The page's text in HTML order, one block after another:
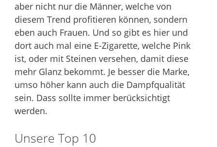
aber nicht nur die Männer, welche von
diesem Trend profitieren können, sondern
eben auch Frauen. Und so gibt es hier und
dort auch mal eine E-Zigarette, welche Pink
ist, oder mit Steinen versehen, damit diese
mehr Glanz bekommt. Je besser die Marke,
umso höher kann auch die Dampfqualität
sein. Dass sollte immer berücksichtigt
werden.
Unsere Top 10